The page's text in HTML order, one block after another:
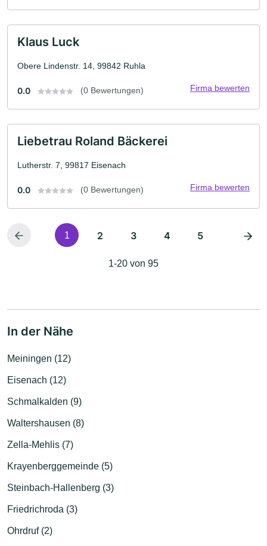
Klaus Luck
Obere Lindenstr. 14, 99842 Ruhla
0.0 (0 Bewertungen) Firma bewerten
Liebetrau Roland Bäckerei
Lutherstr. 7, 99817 Eisenach
0.0 (0 Bewertungen) Firma bewerten
1 2 3 4 5
1-20 von 95
In der Nähe
Meiningen (12)
Eisenach (12)
Schmalkalden (9)
Waltershausen (8)
Zella-Mehlis (7)
Krayenberggemeinde (5)
Steinbach-Hallenberg (3)
Friedrichroda (3)
Ohrdruf (2)